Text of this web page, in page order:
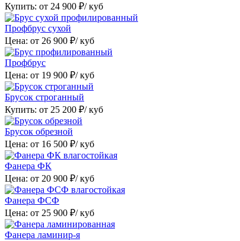
Купить: от 24 900 ₽/ куб
Профбрус сухой
Цена: от 26 900 ₽/ куб
Профбрус
Цена: от 19 900 ₽/ куб
Брусок строганный
Купить: от 25 200 ₽/ куб
Брусок обрезной
Цена: от 16 500 ₽/ куб
Фанера ФК
Цена: от 20 900 ₽/ куб
Фанера ФСФ
Цена: от 25 900 ₽/ куб
Фанера ламинир-я